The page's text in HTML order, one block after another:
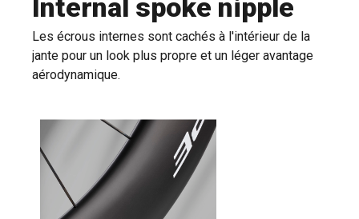
Internal spoke nipple
Les écrous internes sont cachés à l'intérieur de la
jante pour un look plus propre et un léger avantage
aérodynamique.